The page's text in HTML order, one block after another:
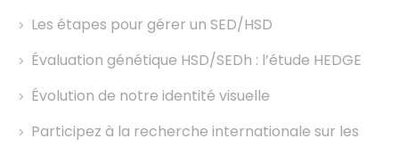
Les étapes pour gérer un SED/HSD
Évaluation génétique HSD/SEDh : l’étude HEDGE
Évolution de notre identité visuelle
Participez à la recherche internationale sur les